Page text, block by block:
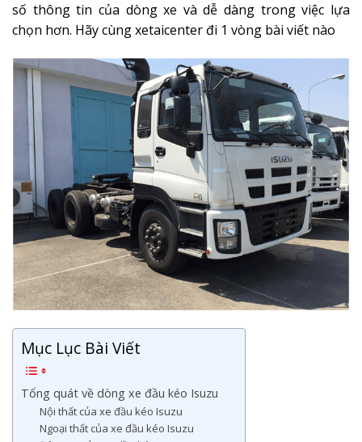
số thông tin của dòng xe và dễ dàng trong việc lựa
chọn hơn. Hãy cùng xetaicenter đi 1 vòng bài viết nào
Mục Lục Bài Viết
Tổng quát về dòng xe đầu kéo Isuzu
Nội thất của xe đầu kéo Isuzu
Ngoại thất của xe đầu kéo Isuzu